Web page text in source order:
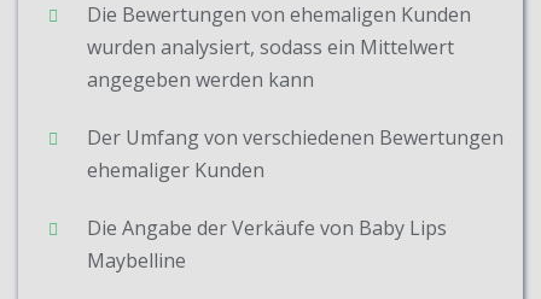
Die Bewertungen von ehemaligen Kunden
wurden analysiert, sodass ein Mittelwert
angegeben werden kann
Der Umfang von verschiedenen Bewertungen
ehemaliger Kunden
Die Angabe der Verkäufe von Baby Lips
Maybelline